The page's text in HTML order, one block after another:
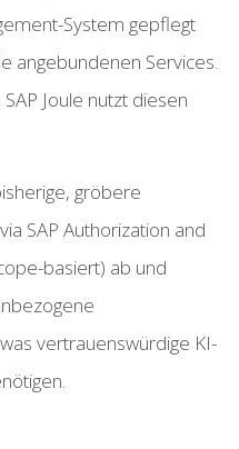
System gepflegt
angebundenen Services.
Joule nutzt diesen
gröbere
SAP Authorization and
basiert) ab und
vertrauenswürdige KI-